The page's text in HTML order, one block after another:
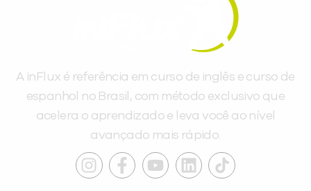
A inFlux é referência em curso de inglês e curso de
espanhol no Brasil, com método exclusivo que
acelera o aprendizado e leva você ao nível
avançado mais rápido.